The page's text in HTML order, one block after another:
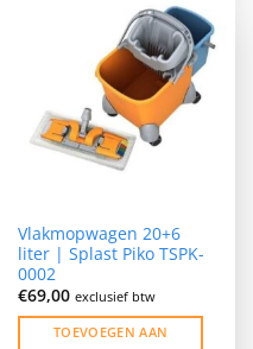
Vlakmopwagen 20+6
liter | Splast Piko TSPK-
0002
€69,00 exclusief btw
TOEVOEGEN AAN